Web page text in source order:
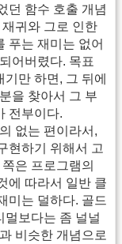
던 함수 호출 개념
귀와 그로 인한
푸는 재미는 없어
어버렸다. 목표
만 하면, 그 뒤에
을 찾아서 그 부
전부이다.
없는 편이라서,
현하기 위해서 고
은 프로그램의
에 따라서 일반 클
미는 덜하다. 골드
멀보다는 좀 널널
비슷한 개념으로